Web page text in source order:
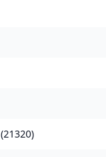
(21320)